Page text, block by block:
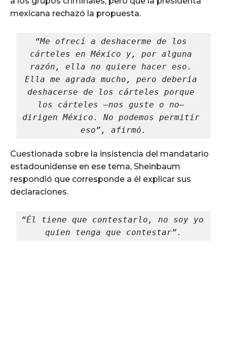
mexicana rechazó la propuesta.
“Me ofrecí a deshacerme de los
cárteles en México y, por alguna
razón, ella no quiere hacer eso.
Ella me agrada mucho, pero debería
deshacerse de los cárteles porque
los cárteles —nos guste o no—
dirigen México. No podemos permitir
eso”, afirmó.
Cuestionada sobre la insistencia del mandatario
estadounidense en ese tema, Sheinbaum
respondió que corresponde a él explicar sus
declaraciones.
“Él tiene que contestarlo, no soy yo
quien tenga que contestar”.